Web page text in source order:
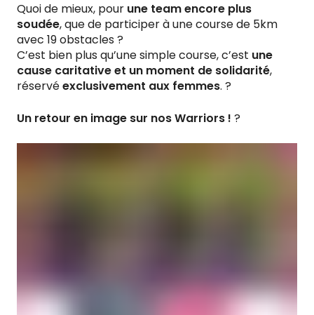
Quoi de mieux, pour une team encore plus
soudée, que de participer à une course de 5km
avec 19 obstacles ?
C’est bien plus qu’une simple course, c’est une
cause caritative et un moment de solidarité,
réservéexclusivement aux femmes. ?
Un retour en image sur nos Warriors ! ?